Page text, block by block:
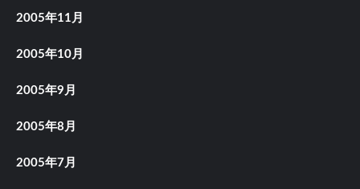
2005年11月
2005年10月
2005年9月
2005年8月
2005年7月